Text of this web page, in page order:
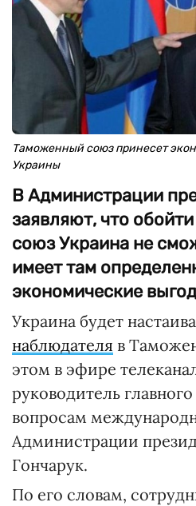
Таможенный союз принесет
Украины
В Администрации
заявляют, что
союз Украина не
имеет там
экономические
Украина будет
наблюдателя в
этом в эфире
руководитель
вопросам
Администрации
Гончарук.
По его словам,